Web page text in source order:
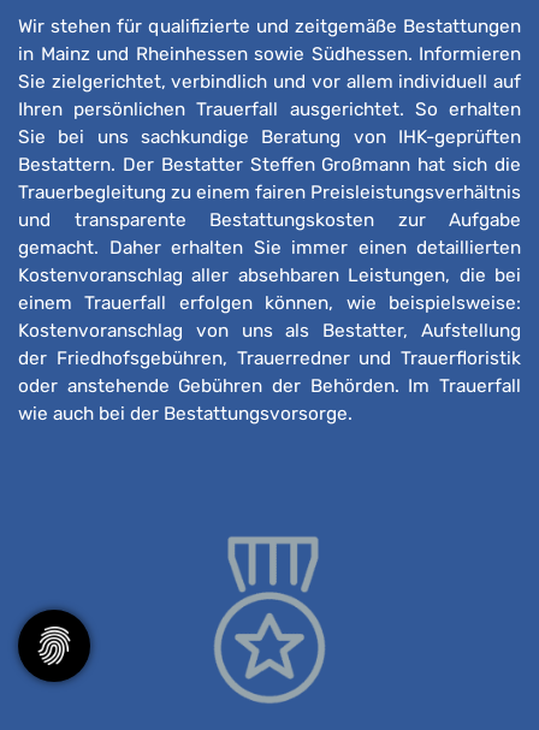
Wir stehen für qualifizierte und zeitgemäße Bestattungen
in Mainz und Rheinhessen sowie Südhessen. Informieren
Sie zielgerichtet, verbindlich und vor allem individuell auf
Ihren persönlichen Trauerfall ausgerichtet. So erhalten
Sie bei uns sachkundige Beratung von IHK-geprüften
Bestattern. Der Bestatter Steffen Großmann hat sich die
Trauerbegleitung zu einem fairen Preisleistungsverhältnis
und transparente Bestattungskosten zur Aufgabe
gemacht. Daher erhalten Sie immer einen detaillierten
Kostenvoranschlag aller absehbaren Leistungen, die bei
einem Trauerfall erfolgen können, wie beispielsweise:
Kostenvoranschlag von uns als Bestatter, Aufstellung
der Friedhofsgebühren, Trauerredner und Trauerfloristik
oder anstehende Gebühren der Behörden. Im Trauerfall
wie auch bei der Bestattungsvorsorge.